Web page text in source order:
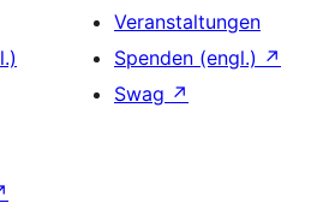
Veranstaltungen
Spenden (engl.) ↗
Swag ↗